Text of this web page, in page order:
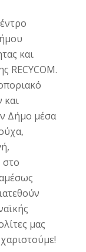
και
RECYCOM.
Δήμο μέσα
στο
μας